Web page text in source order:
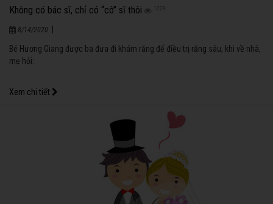
Không có bác sĩ, chỉ có “cô” sĩ thôi 1229
8/14/2020
Bé Hương Giang được ba đưa đi khám răng để điều trị răng sâu, khi về nhà,
mẹ hỏi:
Xem chi tiết